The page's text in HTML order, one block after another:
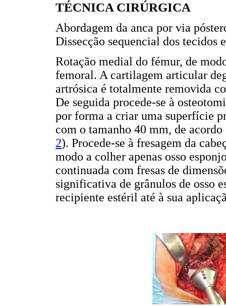
TÉCNICA CIRÚRGICA
Abordagem da anca por via
Dissecção sequencial dos
Rotação medial do fémur, de
femoral. A cartilagem articular
artrósica é totalmente removida
De seguida procede-se à
por forma a criar uma superfície
com o tamanho 40 mm, de
2). Procede-se à fresagem da
modo a colher apenas osso
continuada com fresas de
significativa de grânulos de osso
recipiente estéril até à sua